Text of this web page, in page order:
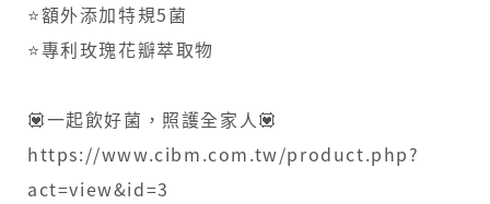
⭐額外添加特規5菌
⭐專利玫瑰花瓣萃取物
💟一起飲好菌，照護全家人💟
https://www.cibm.com.tw/product.php?
act=view&id=3